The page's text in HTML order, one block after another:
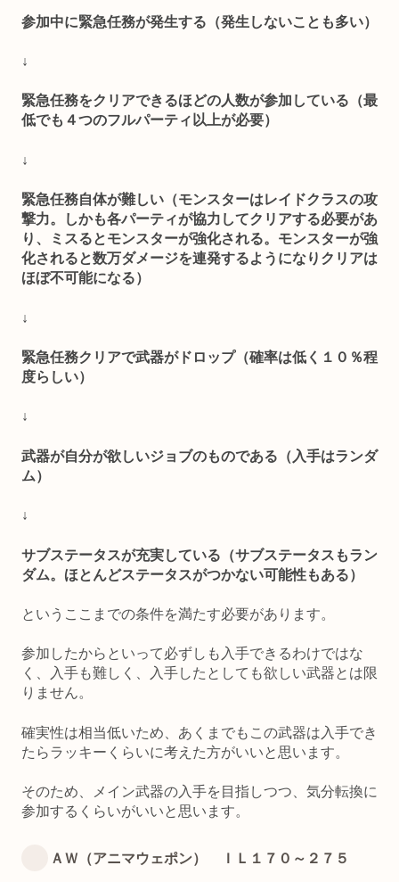
参加中に緊急任務が発生する（発生しないことも多い）
↓
緊急任務をクリアできるほどの人数が参加している（最
低でも４つのフルパーティ以上が必要）
↓
緊急任務自体が難しい（モンスターはレイドクラスの攻
撃力。しかも各パーティが協力してクリアする必要があ
り、ミスるとモンスターが強化される。モンスターが強
化されると数万ダメージを連発するようになりクリアは
ほぼ不可能になる）
↓
緊急任務クリアで武器がドロップ（確率は低く１０％程
度らしい）
↓
武器が自分が欲しいジョブのものである（入手はランダ
ム）
↓
サブステータスが充実している（サブステータスもラン
ダム。ほとんどステータスがつかない可能性もある）
というここまでの条件を満たす必要があります。
参加したからといって必ずしも入手できるわけではな
く、入手も難しく、入手したとしても欲しい武器とは限
りません。
確実性は相当低いため、あくまでもこの武器は入手でき
たらラッキーくらいに考えた方がいいと思います。
そのため、メイン武器の入手を目指しつつ、気分転換に
参加するくらいがいいと思います。
ＡＷ（アニマウェポン） ＩＬ１７０～２７５